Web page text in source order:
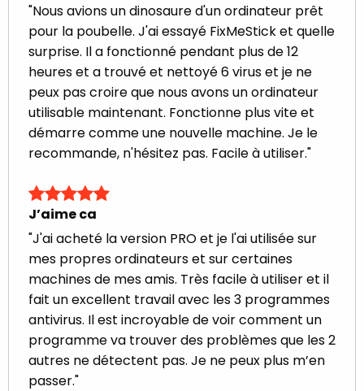
"Nous avions un dinosaure d'un ordinateur prêt
pour la poubelle. J'ai essayé FixMeStick et quelle
surprise. Il a fonctionné pendant plus de 12
heures et a trouvé et nettoyé 6 virus et je ne
peux pas croire que nous avons un ordinateur
utilisable maintenant. Fonctionne plus vite et
démarre comme une nouvelle machine. Je le
recommande, n'hésitez pas. Facile à utiliser."
J’aime ca
"J'ai acheté la version PRO et je l'ai utilisée sur
mes propres ordinateurs et sur certaines
machines de mes amis. Très facile à utiliser et il
fait un excellent travail avec les 3 programmes
antivirus. Il est incroyable de voir comment un
programme va trouver des problèmes que les 2
autres ne détectent pas. Je ne peux plus m’en
passer."